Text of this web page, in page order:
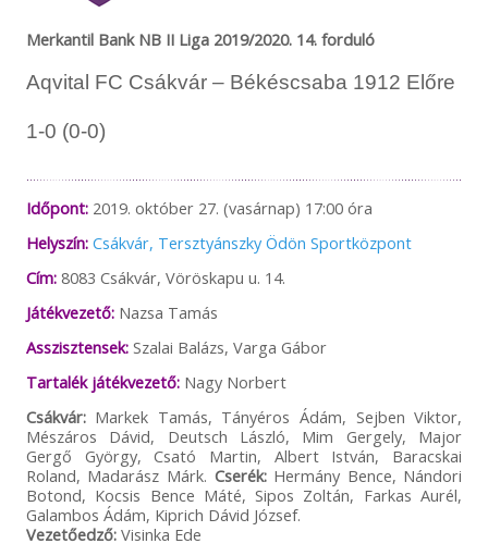
Merkantil Bank NB II Liga 2019/2020. 14. forduló
Aqvital FC Csákvár – Békéscsaba 1912 Előre
1-0 (0-0)
Időpont:2019. október 27. (vasárnap) 17:00 óra
Helyszín: Csákvár, Tersztyánszky Ödön Sportközpont
Cím:8083 Csákvár, Vöröskapu u. 14.
Játékvezető:Nazsa Tamás
Asszisztensek:Szalai Balázs, Varga Gábor
Tartalék játékvezető: Nagy Norbert
Csákvár:Markek Tamás, Tányéros Ádám, Sejben Viktor,
Mészáros Dávid, Deutsch László, Mim Gergely, Major
Gergő György, Csató Martin, Albert István, Baracskai
Roland, Madarász Márk. Cserék:Hermány Bence, Nándori
Botond, Kocsis Bence Máté, Sipos Zoltán, Farkas Aurél,
Galambos Ádám, Kiprich Dávid József.
Vezetőedző:Visinka Ede